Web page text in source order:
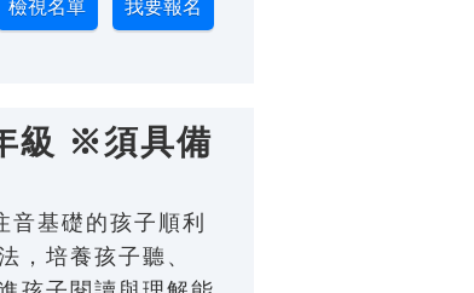
級 ※須具備
基礎的孩子順利
，培養孩子聽、